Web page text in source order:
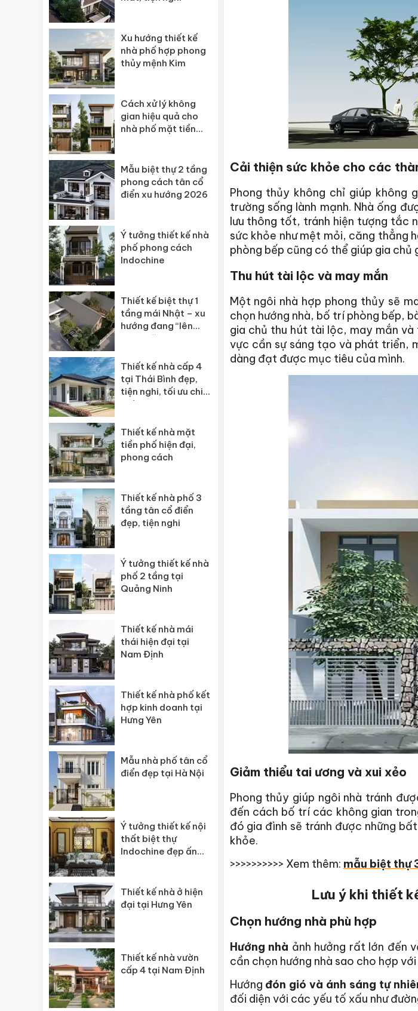
Cải thiện sức khỏe cho các
Phong thủy không chỉ giúp không
trường sống lành mạnh. Nhà ống
lưu thông tốt, tránh hiện tượng tắc
sức khỏe như mệt mỏi, căng thẳng
phòng bếp cũng có thể giúp gia chủ
Thu hút tài lộc và may mắn
Một ngôi nhà hợp phong thủy sẽ
chọn hướng nhà, bố trí phòng bếp,
gia chủ thu hút tài lộc, may mắn và
vực cần sự sáng tạo và phát triển,
dàng đạt được mục tiêu của mình.
Giảm thiểu tai ương và xui xẻo
Phong thủy giúp ngôi nhà tránh
đến cách bố trí các không gian
đó gia đình sẽ tránh được những
khỏe.
>>>>>>>>>> Xem thêm: mẫu biệt thự
Lưu ý khi thiết
Chọn hướng nhà phù hợp
Hướng nhà ảnh hưởng rất lớn đến
cần chọn hướng nhà sao cho hợp
Hướng đón gió và ánh sáng tự
đối diện với các yếu tố xấu như
Xu hướng thiết kế
nhà phố hợp phong
thủy mệnh Kim
Cách xử lý không
gian hiệu quả cho
nhà phố mặt tiền
Mẫu biệt thự 2 tầng
phong cách tân cổ
điển xu hướng 2026
Ý tưởng thiết kế nhà
phố phong cách
Indochine
Thiết kế biệt thự 1
tầng mái Nhật – xu
hướng đang “lên
ngôi” năm 2026
Thiết kế nhà cấp 4
tại Thái Bình đẹp,
tiện nghi, tối ưu chi
phí
Thiết kế nhà mặt
tiền phố hiện đại,
phong cách
Thiết kế nhà phố 3
tầng tân cổ điển
đẹp, tiện nghi
Ý tưởng thiết kế nhà
phố 2 tầng tại
Quảng Ninh
Thiết kế nhà mái
thái hiện đại tại
Nam Định
Thiết kế nhà phố kết
hợp kinh doanh tại
Hưng Yên
Mẫu nhà phố tân cổ
điển đẹp tại Hà Nội
Ý tưởng thiết kế nội
thất biệt thự
Indochine đẹp ấn
Thiết kế nhà ở hiện
đại tại Hưng Yên
Thiết kế nhà vườn
cấp 4 tại Nam Định